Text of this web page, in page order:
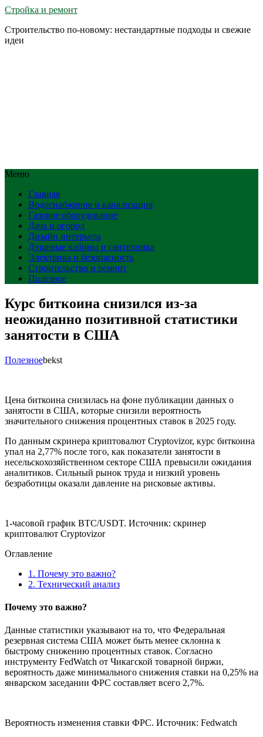
Стройка и ремонт
Строительство по-новому: нестандартные подходы и свежие
идеи
Меню
Главная
Водоснабжение и канализация
Газовое оборудование
Дача и огород
Дизайн интерьера
Душевые кабины и сантехника
Электрика и безопасность
Строительство и ремонт
Полезное
Курс биткоина снизился из-за
неожиданно позитивной статистики
занятости в США
Полезноеbekst
Цена биткоина снизилась на фоне публикации данных о
занятости в США, которые снизили вероятность
значительного снижения процентных ставок в 2025 году.
По данным скринера криптовалют Cryptovizor, курс биткоина
упал на 2,77% после того, как показатели занятости в
несельскохозяйственном секторе США превысили ожидания
аналитиков. Сильный рынок труда и низкий уровень
безработицы оказали давление на рисковые активы.
1-часовой график BTC/USDT. Источник: скринер
криптовалют Cryptovizor
Оглавление
1. Почему это важно?
2. Технический анализ
Почему это важно?
Данные статистики указывают на то, что Федеральная
резервная система США может быть менее склонна к
быстрому снижению процентных ставок. Согласно
инструменту FedWatch от Чикагской товарной биржи,
вероятность даже минимального снижения ставки на 0,25% на
январском заседании ФРС составляет всего 2,7%.
Вероятность изменения ставки ФРС. Источник: Fedwatch